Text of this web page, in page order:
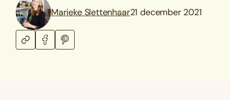
Marieke Slettenhaar21 december 2021